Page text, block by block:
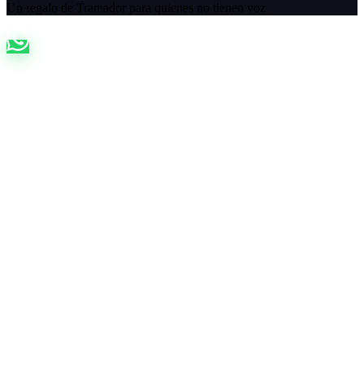
Un regalo de Tramador para quienes no tienen voz